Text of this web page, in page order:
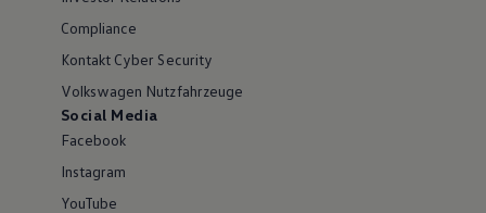
Compliance
Kontakt Cyber Security
Volkswagen Nutzfahrzeuge
Social Media
Facebook
Instagram
YouTube